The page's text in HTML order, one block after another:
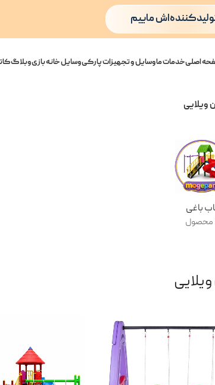
ماییم
اصلیخدمات ماوسایل و تجهیزات پارکیوسایل خانه بازیوبلاگ
ویلایی
باغی